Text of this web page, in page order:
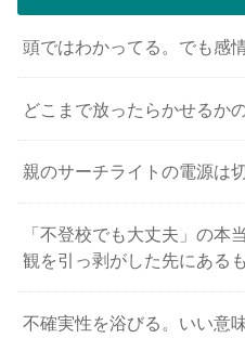
頭ではわかってる。でも感
どこまで放ったらかせるか
親のサーチライトの電源は
「不登校でも大丈夫」の本
観を引っ剥がした先にある
不確実性を浴びる。いい意